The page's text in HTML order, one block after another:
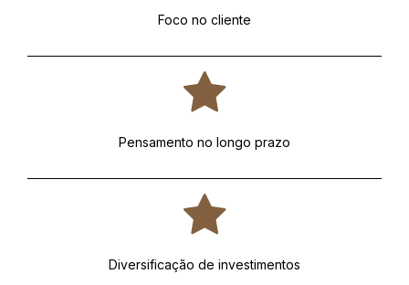
Foco no cliente
Pensamento no longo prazo
Diversificação de investimentos